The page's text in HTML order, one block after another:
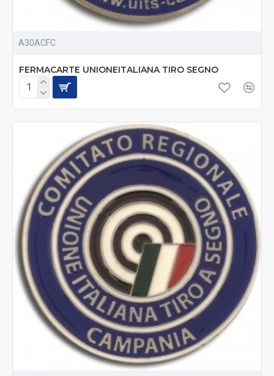
A30ACFC
FERMACARTE UNIONEITALIANA TIRO SEGNO